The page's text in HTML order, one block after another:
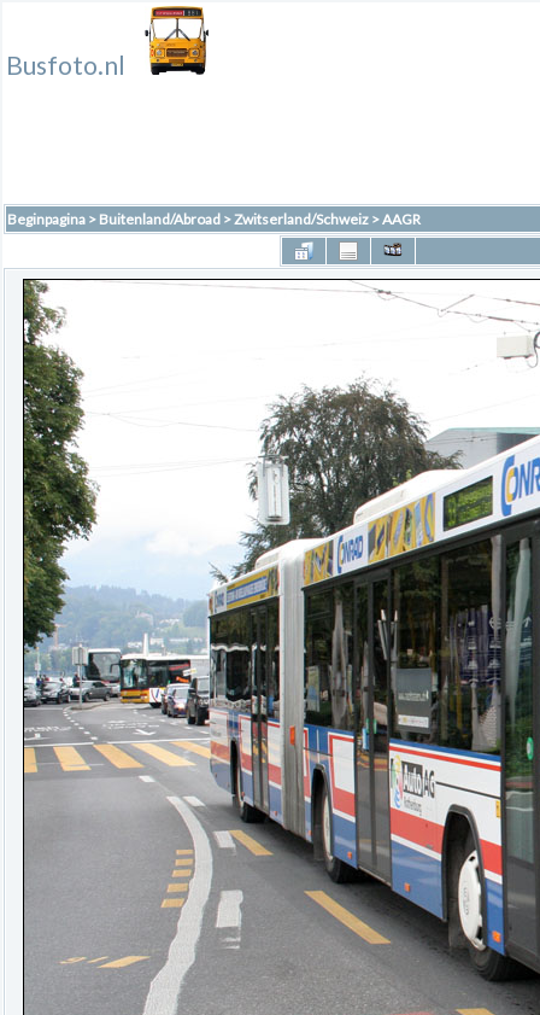
Busfoto.nl
Beginpagina > Buitenland/Abroad >Zwitserland/Schweiz >AAGR